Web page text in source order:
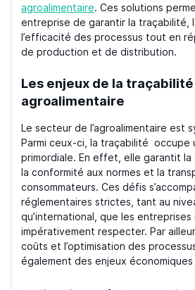
agroalimentaire. Ces solutions
entreprise de garantir la traçabilité,
l’efficacité des processus tout en
de production et de distribution.
Les enjeux de la traçabilité
agroalimentaire
Le secteur de l’agroalimentaire est
Parmi ceux-ci, la traçabilité occupe
primordiale. En effet, elle garantit la
la conformité aux normes et la
consommateurs. Ces défis
réglementaires strictes, tant au
qu’international, que les
impérativement respecter. Par
coûts et l’optimisation des
également des enjeux